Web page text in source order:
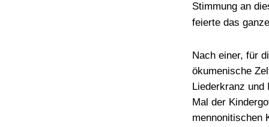
Stimmung an
feierte das
Nach einer, für
ökumenische
Liederkranz
Mal der
mennonitischen